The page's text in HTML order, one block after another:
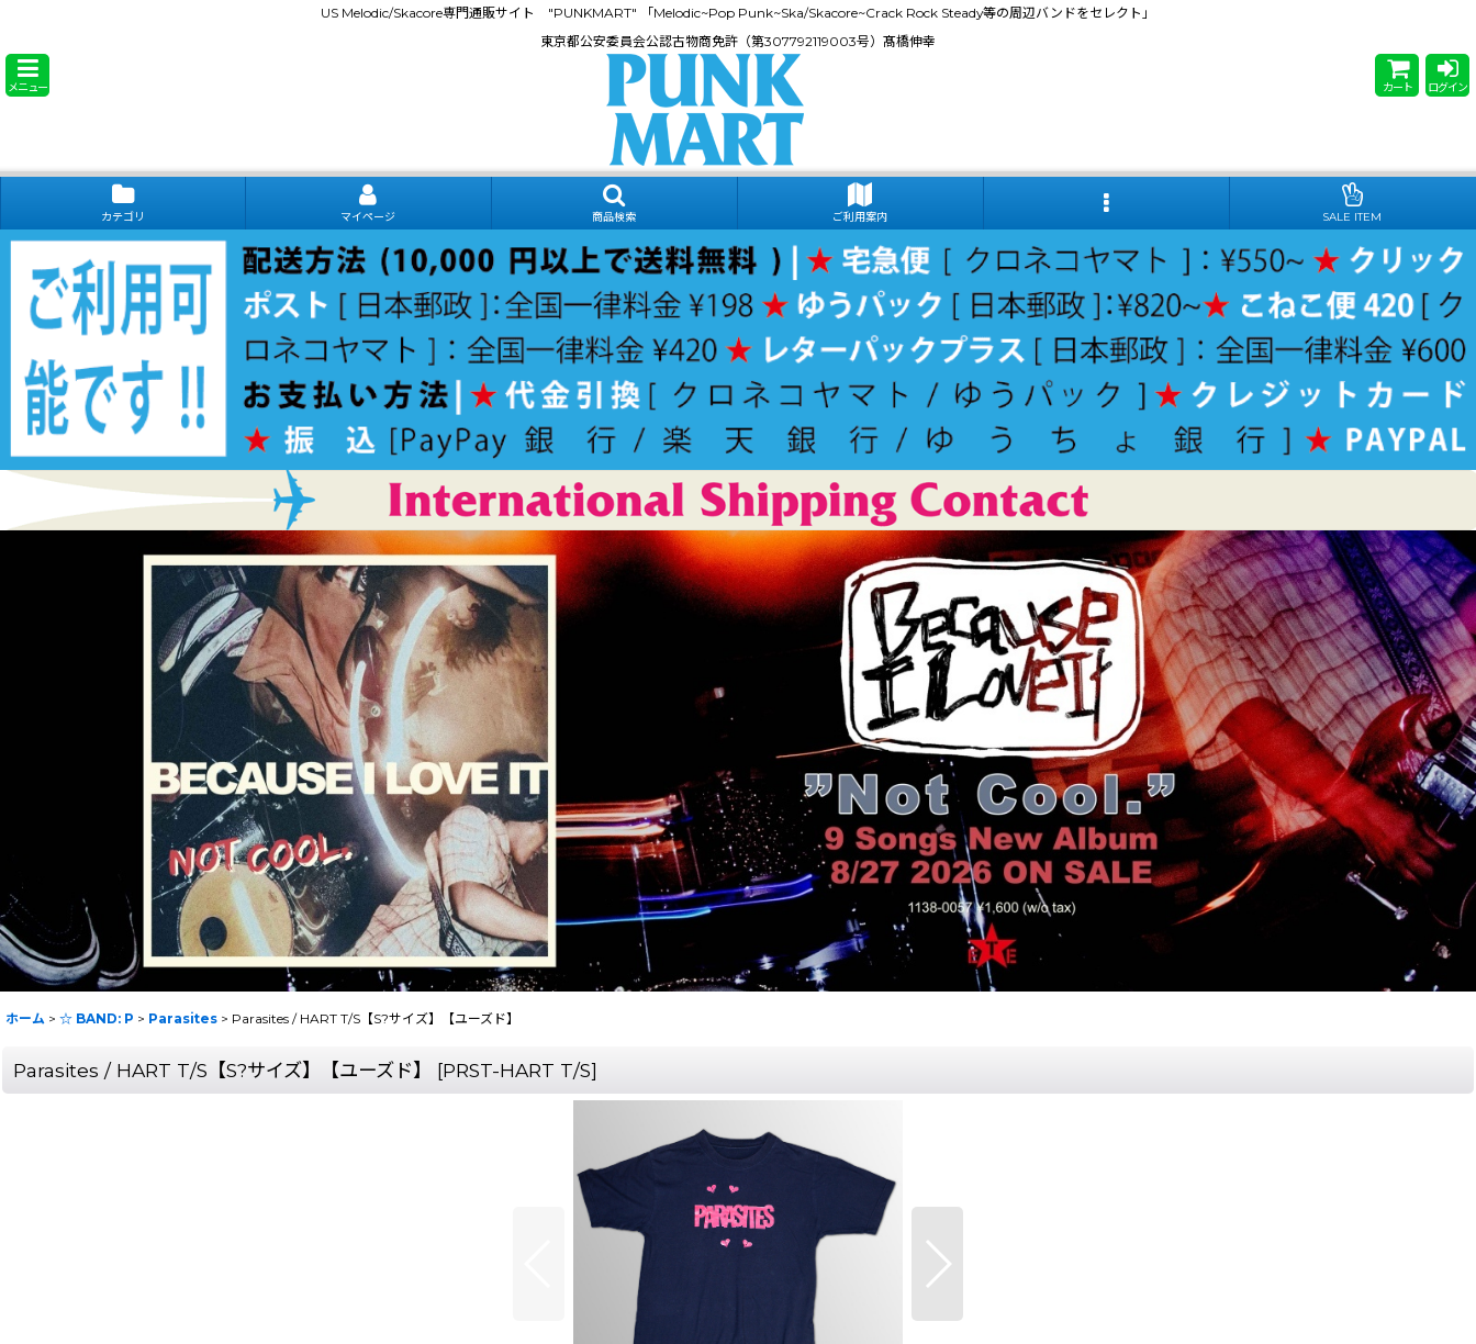
US Melodic/Skacore専門通販サイト "PUNKMART" 「Melodic~Pop Punk~Ska/Skacore~Crack Rock Steady等の周辺バンドをセレクト」
東京都公安委員会公認古物商免許（第307792119003号）髙橋伸幸
メニュー カート ログイン
カテゴリ マイページ 商品検索 ご利用案内 SALE ITEM
ホーム > ☆ BAND: P > Parasites > Parasites / HART T/S【S?サイズ】【ユーズド】
Parasites / HART T/S【S?サイズ】【ユーズド】 [PRST-HART T/S]